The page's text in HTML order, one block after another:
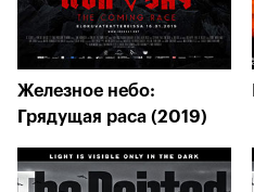
Железное небо:
Грядущая раса (2019)